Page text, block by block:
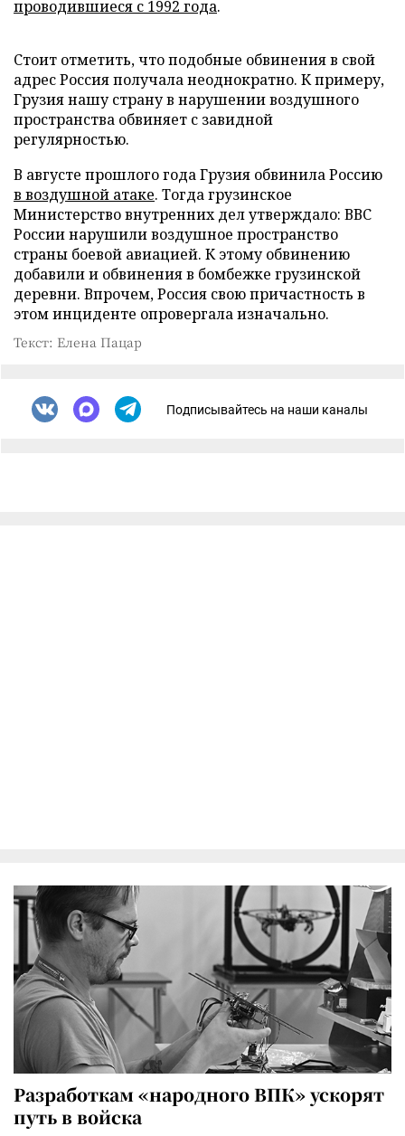
проводившиеся с 1992 года.
Стоит отметить, что подобные обвинения в свой
адрес Россия получала неоднократно. К примеру,
Грузия нашу страну в нарушении воздушного
пространства обвиняет с завидной
регулярностью.
В августе прошлого года Грузия обвинила Россию
в воздушной атаке. Тогда грузинское
Министерство внутренних дел утверждало: ВВС
России нарушили воздушное пространство
страны боевой авиацией. К этому обвинению
добавили и обвинения в бомбежке грузинской
деревни. Впрочем, Россия свою причастность в
этом инциденте опровергала изначально.
Текст: Елена Пацар
Подписывайтесь на наши каналы
Разработкам «народного ВПК» ускорят
путь в войска